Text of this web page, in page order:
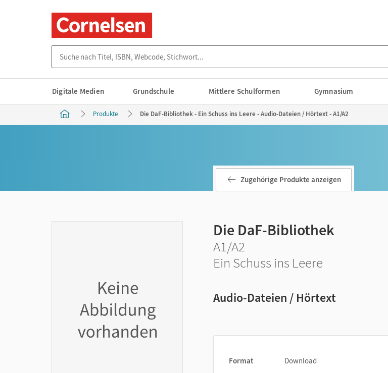
Digitale Medien Grundschule Mittlere Schulformen Gymnasium
Produkte Die DaF-Bibliothek - Ein Schuss ins Leere - Audio-Dateien / Hörtext - A1/A2
Zugehörige Produkte anzeigen
Die DaF-Bibliothek
A1/A2
Ein Schuss ins Leere
Audio-Dateien / Hörtext
Format
Download